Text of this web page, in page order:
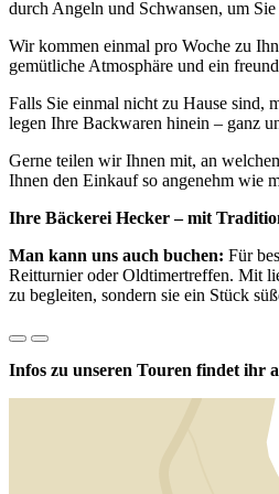
durch Angeln und Schwansen, um
Wir kommen einmal pro Woche zu
gemütliche Atmosphäre und ein
Falls Sie einmal nicht zu Hause sind,
legen Ihre Backwaren hinein – ganz
Gerne teilen wir Ihnen mit, an
Ihnen den Einkauf so angenehm wie
Ihre Bäckerei Hecker – mit
Man kann uns auch buchen: Für
Reitturnier oder Oldtimertreffen. Mit
zu begleiten, sondern sie ein Stück
Infos zu unseren Touren findet ihr